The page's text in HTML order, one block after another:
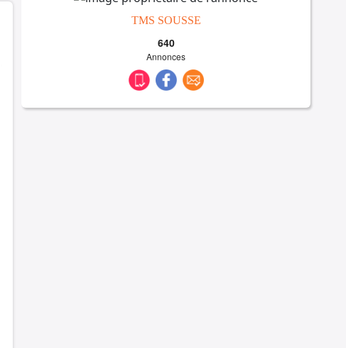
TMS SOUSSE
640
Annonces